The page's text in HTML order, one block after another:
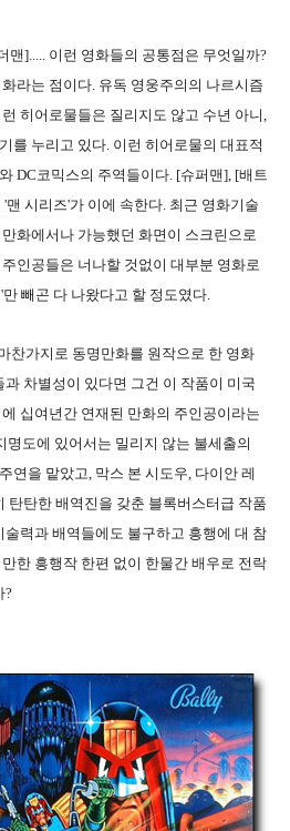
맨]..... 이런 영화들의 공통점은 무엇일까?
라는 점이다. 유독 영웅주의의 나르시즘
히어로물들은 질리지도 않고 수년 아니,
를 누리고 있다. 이런 히어로물의 대표적
DC코믹스의 주역들이다. [슈퍼맨], [배트
시리즈'가 이에 속한다. 최근 영화기술
화에서나 가능했던 화면이 스크린으로
인공들은 너나할 것없이 대부분 영화로
빼곤 다 나왔다고 할 정도였다.
찬가지로 동명만화를 원작으로 한 영화
차별성이 있다면 그건 이 작품이 미국
십여년간 연재된 만화의 주인공이라는
명도에 있어서는 밀리지 않는 불세출의
연을 맡았고, 막스 본 시도우, 다이안 레
탄탄한 배역진을 갖춘 블록버스터급 작품
력과 배역들에도 불구하고 흥행에 대 참
한 흥행작 한편 없이 한물간 배우로 전락
?